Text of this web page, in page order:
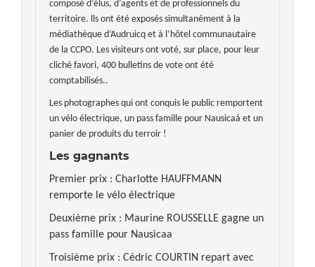
composé d’élus, d’agents et de professionnels du
territoire. lls ont été exposés simultanément à la
médiathèque d’Audruicq et à l’hôtel communautaire
de la CCPO. Les visiteurs ont voté, sur place, pour leur
cliché favori, 400 bulletins de vote ont été
comptabilisés..
Les photographes qui ont conquis le public remportent
un vélo électrique, un pass famille pour Nausicaá et un
panier de produits du terroir !
Les gagnants
Premier prix : Charlotte HAUFFMANN
remporte le vélo électrique
Deuxième prix : Maurine ROUSSELLE gagne un
pass famille pour Nausicaa
Troisième prix : Cédric COURTIN repart avec